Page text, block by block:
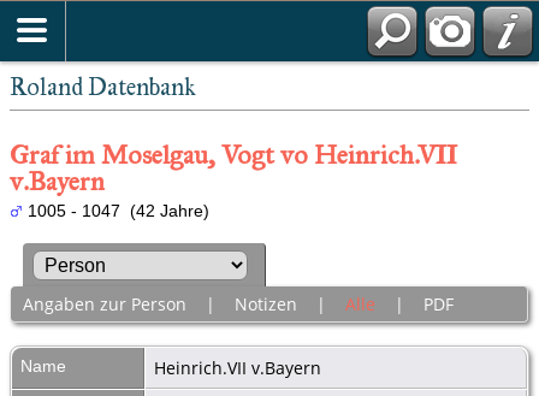
Roland Datenbank
Graf im Moselgau, Vogt vo Heinrich.VII
v.Bayern
1005 - 1047 (42 Jahre)
Angaben zur Person | Notizen | Alle | PDF
Name Heinrich.VII v.Bayern